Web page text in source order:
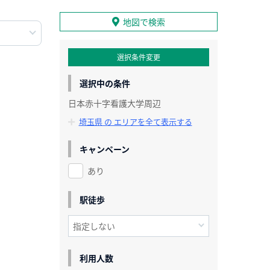
地図で検索
選択条件変更
選択中の条件
日本赤十字看護大学周辺
埼玉県 の エリアを全て表示する
キャンペーン
あり
駅徒歩
利用人数